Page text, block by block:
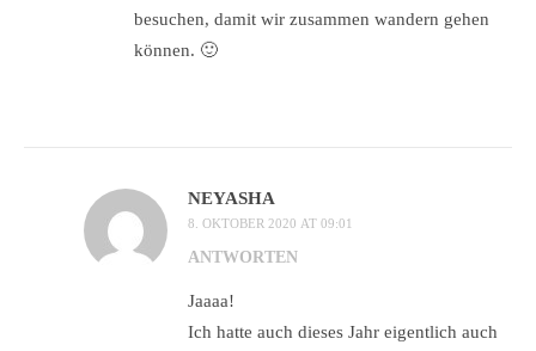
besuchen, damit wir zusammen wandern gehen
können. 🙂
NEYASHA
8. OKTOBER 2020 AT 09:01
ANTWORTEN
Jaaaa!
Ich hatte auch dieses Jahr eigentlich auch